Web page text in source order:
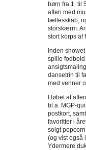
børn fra 1. til
aften med
fællesskab,
storskærm.
stort korps af
Inden
spille fodbold
dansetrin til
med venner
I løbet af
bl.a. MGP-
postkort,
favoritter i
solgt
(og vist også
Ydermere